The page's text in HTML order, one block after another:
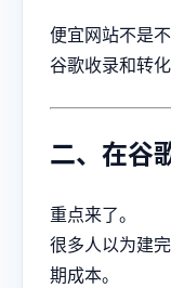
便宜网站不是
谷歌收录和转化
二、在谷
重点来了。
很多人以为建
期成本。